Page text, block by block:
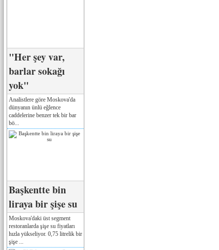
"Her şey var,
barlar sokağı
yok"
Analistlere göre Moskova'da
dünyanın ünlü eğlence
caddelerine benzer tek bir bar
bö...
Başkentte bin
liraya bir şişe su
Moskova'daki üst segment
restoranlarda şişe su fiyatları
hızla yükseliyor. 0,75 litrelik bir
şişe ...